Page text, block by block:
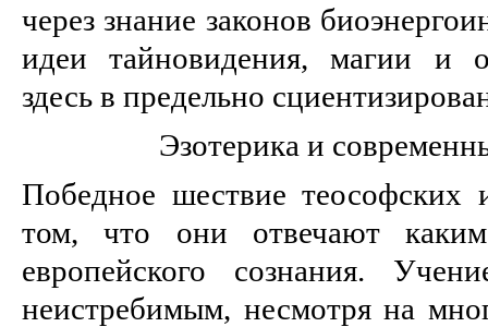
через знание законов
идеи тайновидения, магии и
здесь в предельно
Эзотерика и
Победное шествие теософских
том, что они отвечают
европейского сознания.
неистребимым, несмотря на